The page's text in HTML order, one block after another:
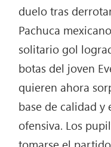
duelo tras
Pachuca
solitario gol
botas del joven
quieren ahora
base de calidad y
ofensiva. Los
tomarse el